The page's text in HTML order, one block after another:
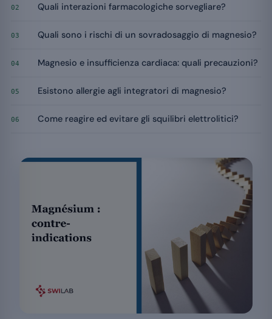
02 Quali interazioni farmacologiche sorvegliare?
03 Quali sono i rischi di un sovradosaggio di magnesio?
04 Magnesio e insufficienza cardiaca: quali precauzioni?
05 Esistono allergie agli integratori di magnesio?
06 Come reagire ed evitare gli squilibri elettrolitici?